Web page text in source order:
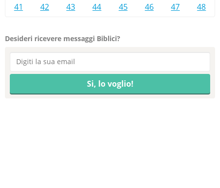
41
42 43 44 45 46 47 48
Desideri ricevere messaggi Biblici?